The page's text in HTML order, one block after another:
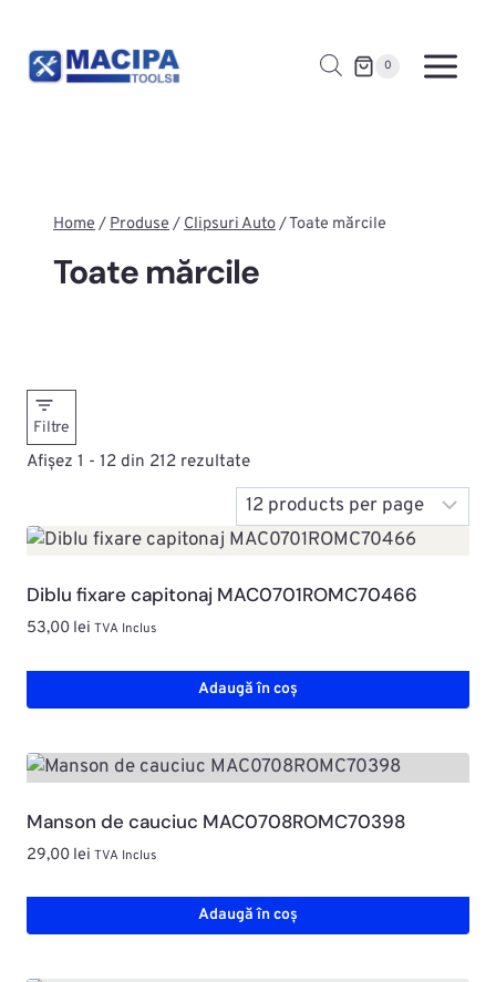
content
0
Home / Produse / Clipsuri Auto/Toate mărcile
Toate mărcile
Filtre
Afișez 1 - 12 din 212 rezultate
Diblu fixare capitonaj MAC0701ROMC70466
53,00 lei TVA Inclus
Adaugă în coș
Manson de cauciuc MAC0708ROMC70398
29,00 lei TVA Inclus
Adaugă în coș